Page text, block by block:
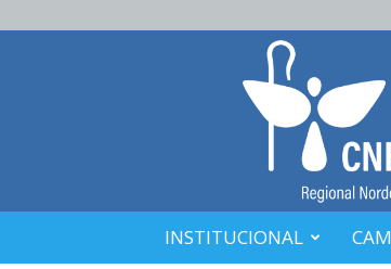
Nordeste
INSTITUCIONAL